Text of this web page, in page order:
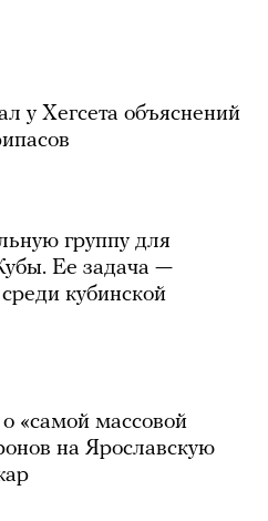
у Хегсета объяснений
группу для
Ее задача —
кубинской
«самой массовой
на Ярославскую